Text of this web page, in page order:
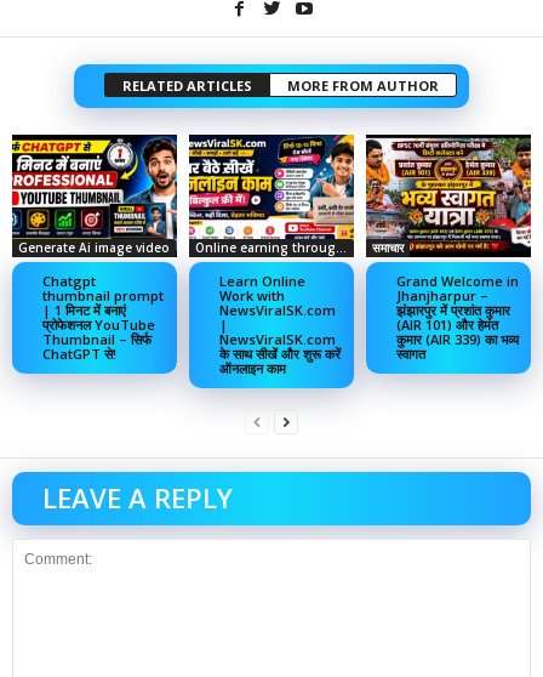
RELATED ARTICLES MORE FROM AUTHOR
Generate Ai image video
Chatgpt
thumbnail prompt
| 1 मिनट में बनाएं
प्रोफेशनल YouTube
Thumbnail – सिर्फ
ChatGPT से!
Online earning through social media
Learn Online
Work with
NewsViralSK.com
|
NewsViralSK.com
के साथ सीखें और शुरू करें
ऑनलाइन काम
समाचार
Grand Welcome in
Jhanjharpur –
झंझारपुर में प्रशांत कुमार
(AIR 101) और हेमंत
कुमार (AIR 339) का भव्य
स्वागत
LEAVE A REPLY